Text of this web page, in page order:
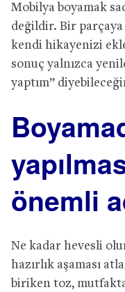
Mobilya boyamak
değildir. Bir
kendi hikayenizi
sonuç yalnızca
yaptım”
önemli
Ne kadar hevesli
hazırlık aşaması
biriken toz,